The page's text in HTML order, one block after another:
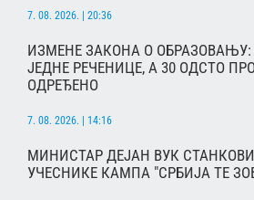
7. 08. 2026. | 20:36
ИЗМЕНЕ ЗАКОНА О ОБРАЗОВАЊУ:
ЈЕДНЕ РЕЧЕНИЦЕ, А 30 ОДСТО
ОДРЕЂЕНО
7. 08. 2026. | 14:16
МИНИСТАР ДЕЈАН ВУК
УЧЕСНИКЕ КАМПА "СРБИЈА ТЕ